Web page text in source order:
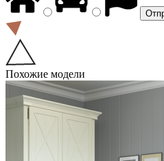
Похожие модели